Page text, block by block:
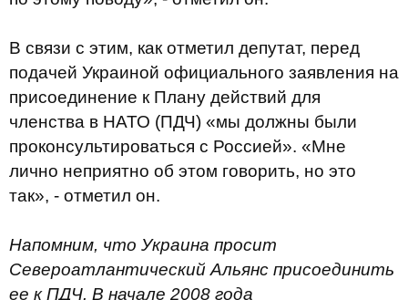
В связи с этим, как отметил депутат, перед
подачей Украиной официального заявления на
присоединение к Плану действий для
членства в НАТО (ПДЧ) «мы должны были
проконсультироваться с Россией». «Мне
лично неприятно об этом говорить, но это
так», - отметил он.
Напомним, что Украина просит
Североатлантический Альянс присоединить
ее к ПДЧ. В начале 2008 года